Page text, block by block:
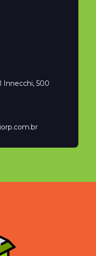
Innecchi, 500